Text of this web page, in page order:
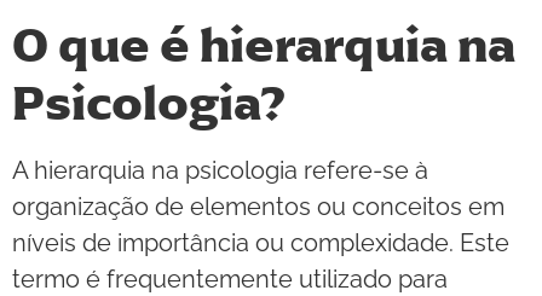
O que é hierarquia na
Psicologia?
A hierarquia na psicologia refere-se à
organização de elementos ou conceitos em
níveis de importância ou complexidade. Este
termo é frequentemente utilizado para